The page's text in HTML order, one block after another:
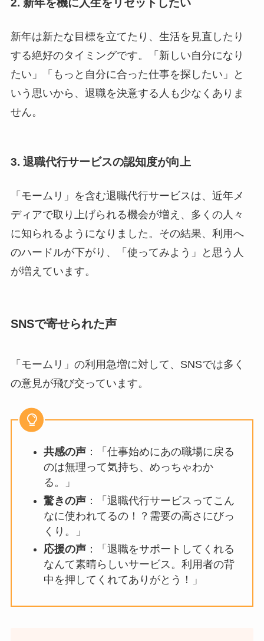
新年は新たな目標を立てたり、生活を見直したり
する絶好のタイミングです。「新しい自分になり
たい」「もっと自分に合った仕事を探したい」と
いう思いから、退職を決意する人も少なくありま
せん。
3. 退職代行サービスの認知度が向上
「モームリ」を含む退職代行サービスは、近年メ
ディアで取り上げられる機会が増え、多くの人々
に知られるようになりました。その結果、利用へ
のハードルが下がり、「使ってみよう」と思う人
が増えています。
SNSで寄せられた声
「モームリ」の利用急増に対して、SNSでは多く
の意見が飛び交っています。
共感の声：「仕事始めにあの職場に戻る
のは無理って気持ち、めっちゃわか
る。」
驚きの声：「退職代行サービスってこん
なに使われてるの！？需要の高さにびっ
くり。」
応援の声：「退職をサポートしてくれる
なんて素晴らしいサービス。利用者の背
中を押してくれてありがとう！」